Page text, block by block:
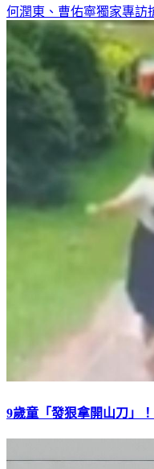
何潤東、曹佑寧獨家專訪
9歲童「發狠拿開山刀」